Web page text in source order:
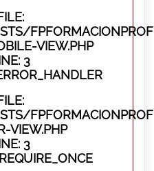
VIEW.PHP
3
VIEW.PHP
3